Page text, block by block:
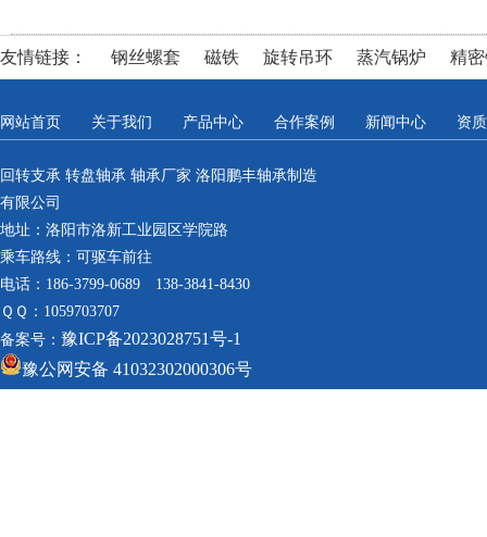
友情链接： 钢丝螺套 磁铁 旋转吊环 蒸汽锅炉 精
网站首页 关于我们 产品中心 合作案例 新闻中心 资
回转支承 转盘轴承 轴承厂家 洛阳鹏丰轴承制造
有限公司
地址：洛阳市洛新工业园区学院路
乘车路线：可驱车前往
电话：186-3799-0689 138-3841-8430
ＱＱ：1059703707
备案号： 豫ICP备2023028751号-1
豫公网安备 41032302000306号